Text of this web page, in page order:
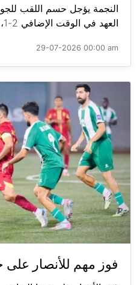
النجمة يؤجل حسم اللقب
العهد في الوقت الإضافي 2-1، في الجولة ال...
29-07-2026 00:00 am
فوز مهم للأنصار